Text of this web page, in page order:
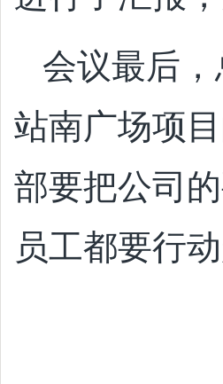
会议最后
站南广场项
部要把公司
员工都要行